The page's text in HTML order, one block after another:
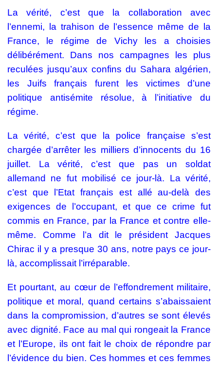
La vérité, c’est que la collaboration avec
l’ennemi, la trahison de l’essence même de la
France, le régime de Vichy les a choisies
délibérément. Dans nos campagnes les plus
reculées jusqu’aux confins du Sahara algérien,
les Juifs français furent les victimes d’une
politique antisémite résolue, à l’initiative du
régime.
La vérité, c’est que la police française s’est
chargée d’arrêter les milliers d’innocents du 16
juillet. La vérité, c’est que pas un soldat
allemand ne fut mobilisé ce jour-là. La vérité,
c’est que l’Etat français est allé au-delà des
exigences de l’occupant, et que ce crime fut
commis en France, par la France et contre elle-
même. Comme l’a dit le président Jacques
Chirac il y a presque 30 ans, notre pays ce jour-
là, accomplissait l’irréparable.
Et pourtant, au cœur de l’effondrement militaire,
politique et moral, quand certains s’abaissaient
dans la compromission, d’autres se sont élevés
avec dignité. Face au mal qui rongeait la France
et l’Europe, ils ont fait le choix de répondre par
l’évidence du bien. Ces hommes et ces femmes